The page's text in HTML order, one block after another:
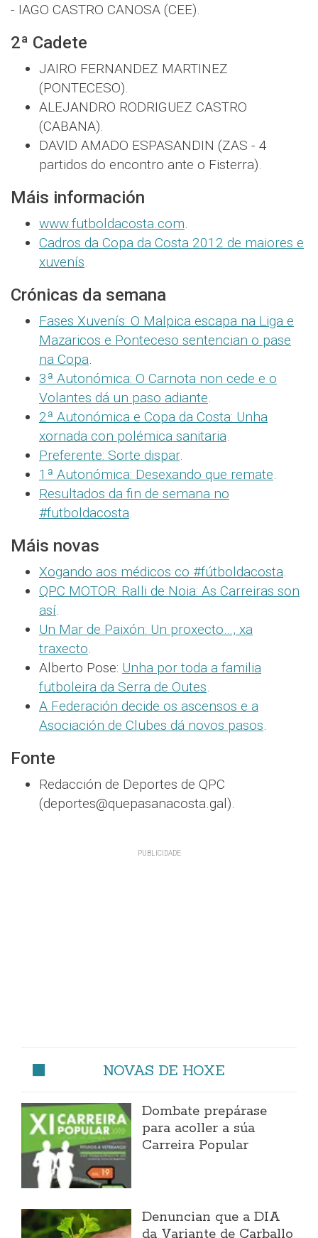
- IAGO CASTRO CANOSA (CEE).
2ª Cadete
JAIRO FERNANDEZ MARTINEZ
(PONTECESO).
ALEJANDRO RODRIGUEZ CASTRO
(CABANA).
DAVID AMADO ESPASANDIN (ZAS - 4
partidos do encontro ante o Fisterra).
Máis información
www.futboldacosta.com.
Cadros da Copa da Costa 2012 de maiores e
xuvenís.
Crónicas da semana
Fases Xuvenís: O Malpica escapa na Liga e
Mazaricos e Ponteceso sentencian o pase
na Copa.
3ª Autonómica: O Carnota non cede e o
Volantes dá un paso adiante.
2ª Autonómica e Copa da Costa: Unha
xornada con polémica sanitaria.
Preferente: Sorte dispar.
1ª Autonómica: Desexando que remate.
Resultados da fin de semana no
#futboldacosta.
Máis novas
Xogando aos médicos co #fútboldacosta.
QPC MOTOR: Ralli de Noia: As Carreiras son
así.
Un Mar de Paixón: Un proxecto…, xa
traxecto.
Alberto Pose: Unha por toda a familia
futboleira da Serra de Outes.
A Federación decide os ascensos e a
Asociación de Clubes dá novos pasos.
Fonte
Redacción de Deportes de QPC
(deportes@quepasanacosta.gal).
NOVAS DE HOXE
Dombate prepárase
para acoller a súa
Carreira Popular
Denuncian que a DIA